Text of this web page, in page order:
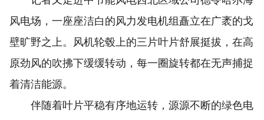
风电场，一座座洁白的风力发电机组矗立在广袤的戈
壁旷野之上。风机轮毂上的三片叶片舒展挺拔，在高
原劲风的吹拂下缓缓转动，每一圈旋转都在无声捕捉
着清洁能源。
伴随着叶片平稳有序地运转，源源不断的绿色电